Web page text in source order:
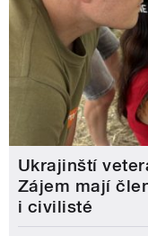
Ukrajinští
Zájem mají
i civilisté